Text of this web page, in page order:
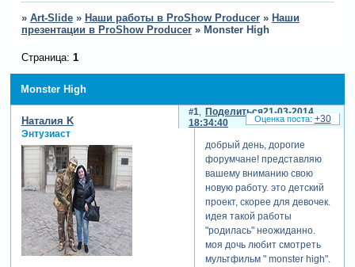
» Art-Slide » Наши работы в ProShow Producer » Наши
презентации в ProShow Producer » Monster High
Monster High
Страница: 1
Поделиться
1
21-03-2014
18:34:40
Наталия K
Энтузиаст
добрый день, дорогие
форумчане! представляю
вашему вниманию свою
новую работу. это детский
проект, скорее для девочек.
идея такой работы
"родилась" неожиданно.
моя дочь любит смотреть
мультфильм " monster high".
+30